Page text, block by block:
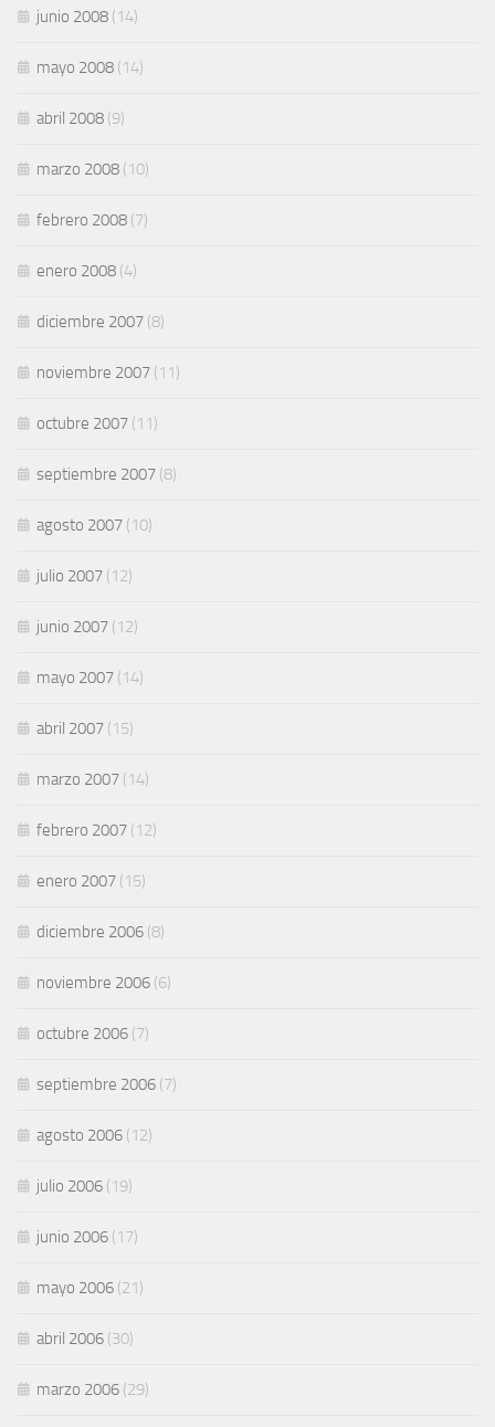
junio 2008 (14)
mayo 2008 (14)
abril 2008 (9)
marzo 2008 (10)
febrero 2008 (7)
enero 2008 (4)
diciembre 2007 (8)
noviembre 2007 (11)
octubre 2007 (11)
septiembre 2007 (8)
agosto 2007 (10)
julio 2007 (12)
junio 2007 (12)
mayo 2007 (14)
abril 2007 (15)
marzo 2007 (14)
febrero 2007 (12)
enero 2007 (15)
diciembre 2006 (8)
noviembre 2006 (6)
octubre 2006 (7)
septiembre 2006 (7)
agosto 2006 (12)
julio 2006 (19)
junio 2006 (17)
mayo 2006 (21)
abril 2006 (30)
marzo 2006 (29)